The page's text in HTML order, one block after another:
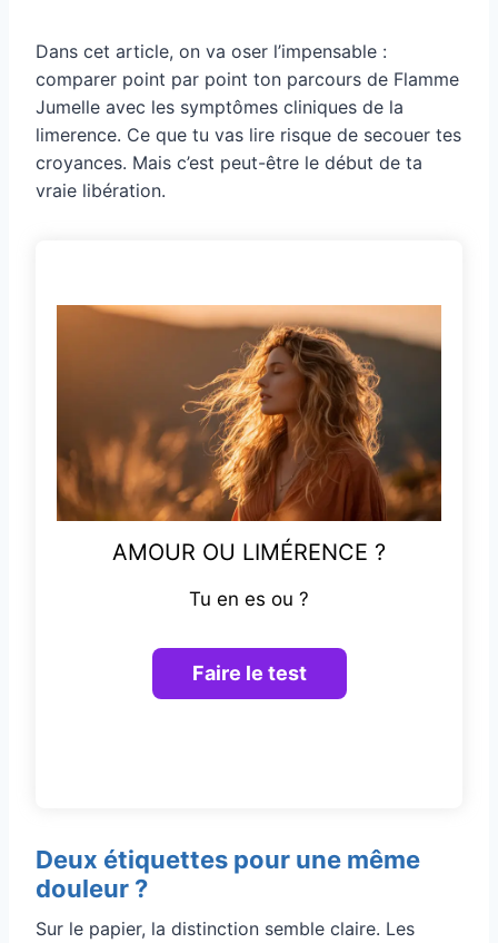
Dans cet article, on va oser l’impensable :
comparer point par point ton parcours de Flamme
Jumelle avec les symptômes cliniques de la
limerence. Ce que tu vas lire risque de secouer tes
croyances. Mais c’est peut-être le début de ta
vraie libération.
AMOUR OU LIMÉRENCE ?
Tu en es ou ?
Deux étiquettes pour une même
douleur ?
Sur le papier, la distinction semble claire. Les